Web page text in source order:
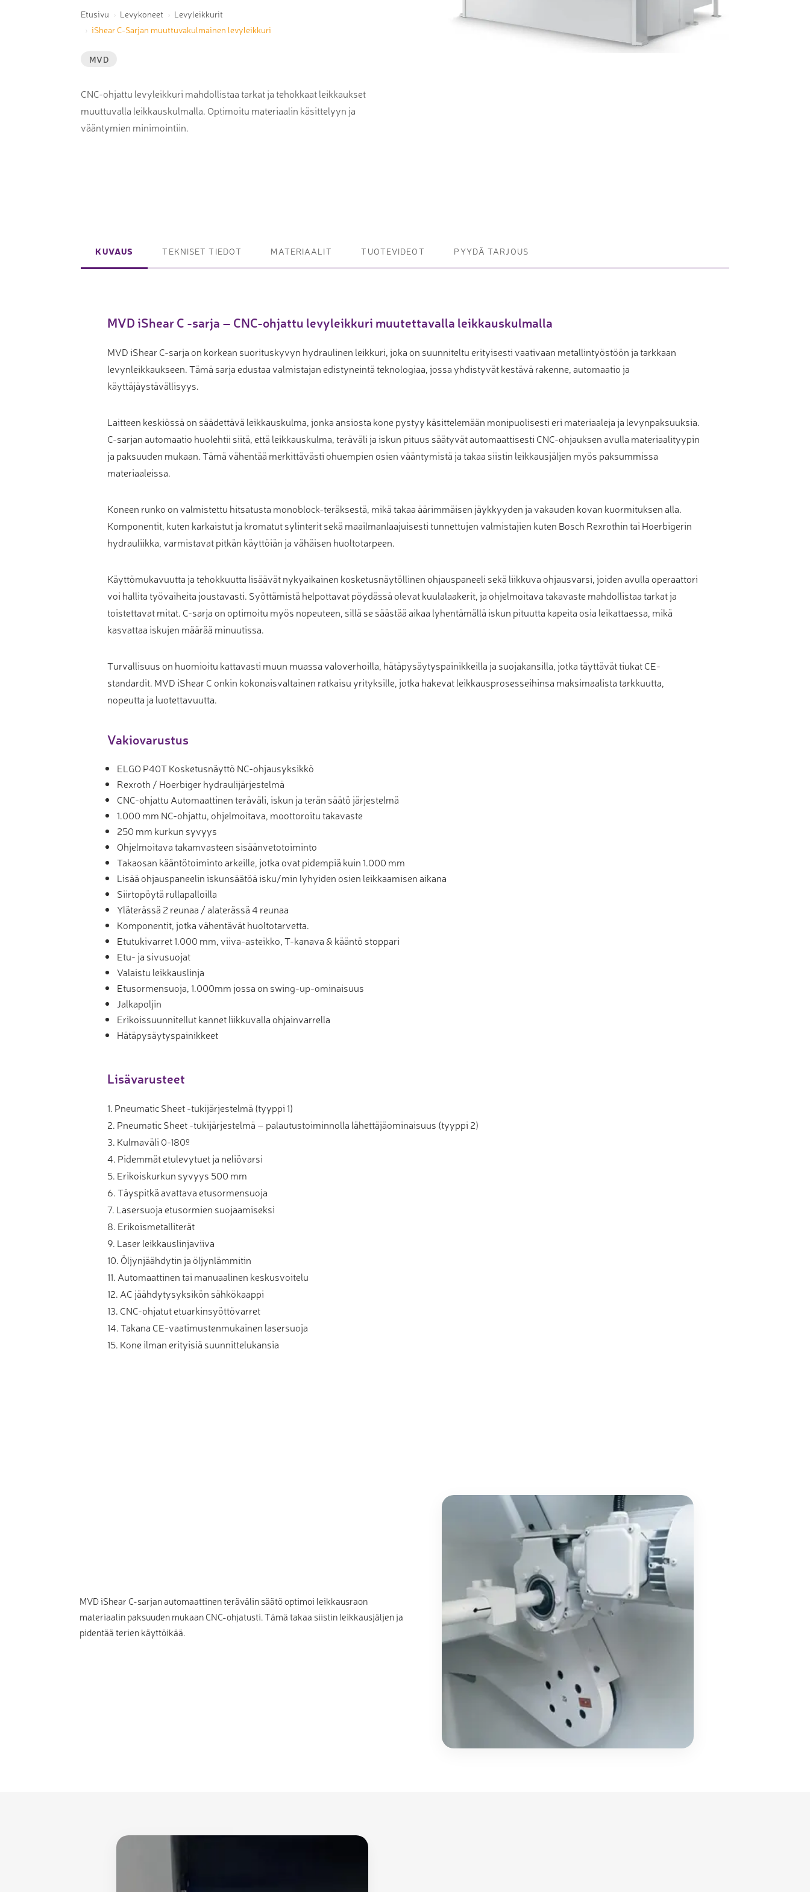
Laserpinnoituskoneet
Tarkkuuslaserit
Laserlasinleikkaus
tankovarastot
Profiilikoneet ja -sahat
Koordinaattimittauskoneet
3D-mittauksen oheistuotteet
Etusivu Levykoneet
Levyleikkurit
iShear C-Sarjan muuttuvakulmainen levyleikkuri
MVD
CNC-ohjattu levyleikkuri mahdollistaa tarkat ja tehokkaat leikkaukset
muuttuvalla leikkauskulmalla. Optimoitu materiaalin käsittelyyn ja
vääntymien minimointiin.
KUVAUS TEKNISET TIEDOT MATERIAALIT TUOTEVIDEOT PYYDÄ TARJOUS
MVD iShear C -sarja – CNC-ohjattu levyleikkuri muutettavalla leikkauskulmalla
MVD iShear C-sarja on korkean suorituskyvyn hydraulinen leikkuri, joka on suunniteltu erityisesti vaativaan metallintyöstöön ja tarkkaan
levynleikkaukseen. Tämä sarja edustaa valmistajan edistyneintä teknologiaa, jossa yhdistyvät kestävä rakenne, automaatio ja
käyttäjäystävällisyys.
Laitteen keskiössä on säädettävä leikkauskulma, jonka ansiosta kone pystyy käsittelemään monipuolisesti eri materiaaleja ja levynpaksuuksia.
C-sarjan automaatio huolehtii siitä, että leikkauskulma, teräväli ja iskun pituus säätyvät automaattisesti CNC-ohjauksen avulla materiaalityypin
ja paksuuden mukaan. Tämä vähentää merkittävästi ohuempien osien vääntymistä ja takaa siistin leikkausjäljen myös paksummissa
materiaaleissa.
Koneen runko on valmistettu hitsatusta monoblock-teräksestä, mikä takaa äärimmäisen jäykkyyden ja vakauden kovan kuormituksen alla.
Komponentit, kuten karkaistut ja kromatut sylinterit sekä maailmanlaajuisesti tunnettujen valmistajien kuten Bosch Rexrothin tai Hoerbigerin
hydrauliikka, varmistavat pitkän käyttöiän ja vähäisen huoltotarpeen.
Käyttömukavuutta ja tehokkuutta lisäävät nykyaikainen kosketusnäytöllinen ohjauspaneeli sekä liikkuva ohjausvarsi, joiden avulla operaattori
voi hallita työvaiheita joustavasti. Syöttämistä helpottavat pöydässä olevat kuulalaakerit, ja ohjelmoitava takavaste mahdollistaa tarkat ja
toistettavat mitat. C-sarja on optimoitu myös nopeuteen, sillä se säästää aikaa lyhentämällä iskun pituutta kapeita osia leikattaessa, mikä
kasvattaa iskujen määrää minuutissa.
Turvallisuus on huomioitu kattavasti muun muassa valoverhoilla, hätäpysäytyspainikkeilla ja suojakansilla, jotka täyttävät tiukat CE-
standardit. MVD iShear C onkin kokonaisvaltainen ratkaisu yrityksille, jotka hakevat leikkausprosesseihinsa maksimaalista tarkkuutta,
nopeutta ja luotettavuutta.
Vakiovarustus
ELGO P40T Kosketusnäyttö NC-ohjausyksikkö
Rexroth / Hoerbiger hydraulijärjestelmä
CNC-ohjattu Automaattinen teräväli, iskun ja terän säätö järjestelmä
1.000 mm NC-ohjattu, ohjelmoitava, moottoroitu takavaste
250 mm kurkun syvyys
Ohjelmoitava takamvasteen sisäänvetotoiminto
Takaosan kääntötoiminto arkeille, jotka ovat pidempiä kuin 1.000 mm
Lisää ohjauspaneelin iskunsäätöä isku/min lyhyiden osien leikkaamisen aikana
Siirtopöytä rullapalloilla
Yläterässä 2 reunaa / alaterässä 4 reunaa
Komponentit, jotka vähentävät huoltotarvetta.
Etutukivarret 1.000 mm, viiva-asteikko, T-kanava & kääntö stoppari
Etu- ja sivusuojat
Valaistu leikkauslinja
Etusormensuoja, 1.000mm jossa on swing-up-ominaisuus
Jalkapoljin
Erikoissuunnitellut kannet liikkuvalla ohjainvarrella
Hätäpysäytyspainikkeet
Lisävarusteet
1. Pneumatic Sheet -tukijärjestelmä (tyyppi 1)
2. Pneumatic Sheet -tukijärjestelmä – palautustoiminnolla lähettäjäominaisuus (tyyppi 2)
3. Kulmaväli 0-180º
4. Pidemmät etulevytuet ja neliövarsi
5. Erikoiskurkun syvyys 500 mm
6. Täyspitkä avattava etusormensuoja
7. Lasersuoja etusormien suojaamiseksi
8. Erikoismetalliterät
9. Laser leikkauslinjaviiva
10. Öljynjäähdytin ja öljynlämmitin
11. Automaattinen tai manuaalinen keskusvoitelu
12. AC jäähdytysyksikön sähkökaappi
13. CNC-ohjatut etuarkinsyöttövarret
14. Takana CE-vaatimustenmukainen lasersuoja
15. Kone ilman erityisiä suunnittelukansia
MVD iShear C-sarjan automaattinen terävälin säätö optimoi leikkausraon
materiaalin paksuuden mukaan CNC-ohjatusti. Tämä takaa siistin leikkausjäljen ja
pidentää terien käyttöikää.